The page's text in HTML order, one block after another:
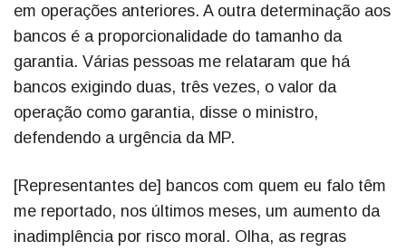
em operações anteriores. A outra determinação aos
bancos é a proporcionalidade do tamanho da
garantia. Várias pessoas me relataram que há
bancos exigindo duas, três vezes, o valor da
operação como garantia, disse o ministro,
defendendo a urgência da MP.
[Representantes de] bancos com quem eu falo têm
me reportado, nos últimos meses, um aumento da
inadimplência por risco moral. Olha, as regras